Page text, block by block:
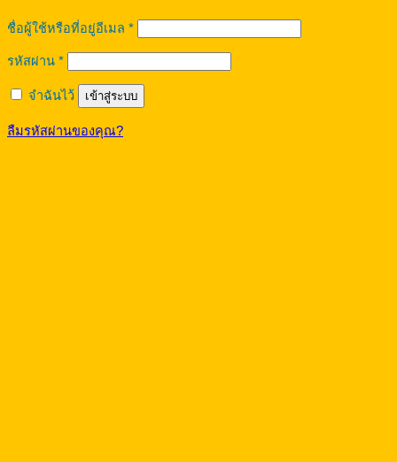
ชื่อผู้ใช้หรือที่อยู่อีเมล *ต้องการ
รหัสผ่าน *ต้องการ
จำฉันไว้ เข้าสู่ระบบ
ลืมรหัสผ่านของคุณ?